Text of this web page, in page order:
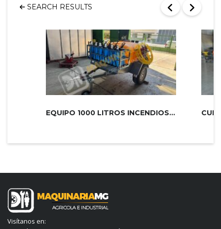
SEARCH RESULTS
EQUIPO 1000 LITROS INCENDIOS PLUS 2...
Visítanos en: